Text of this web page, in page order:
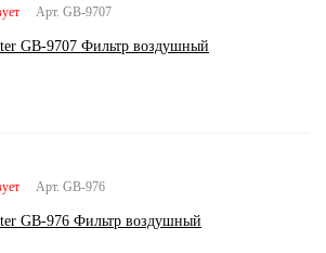
Арт. GB-9707
GB-9707 Фильтр воздушный
Арт. GB-976
GB-976 Фильтр воздушный